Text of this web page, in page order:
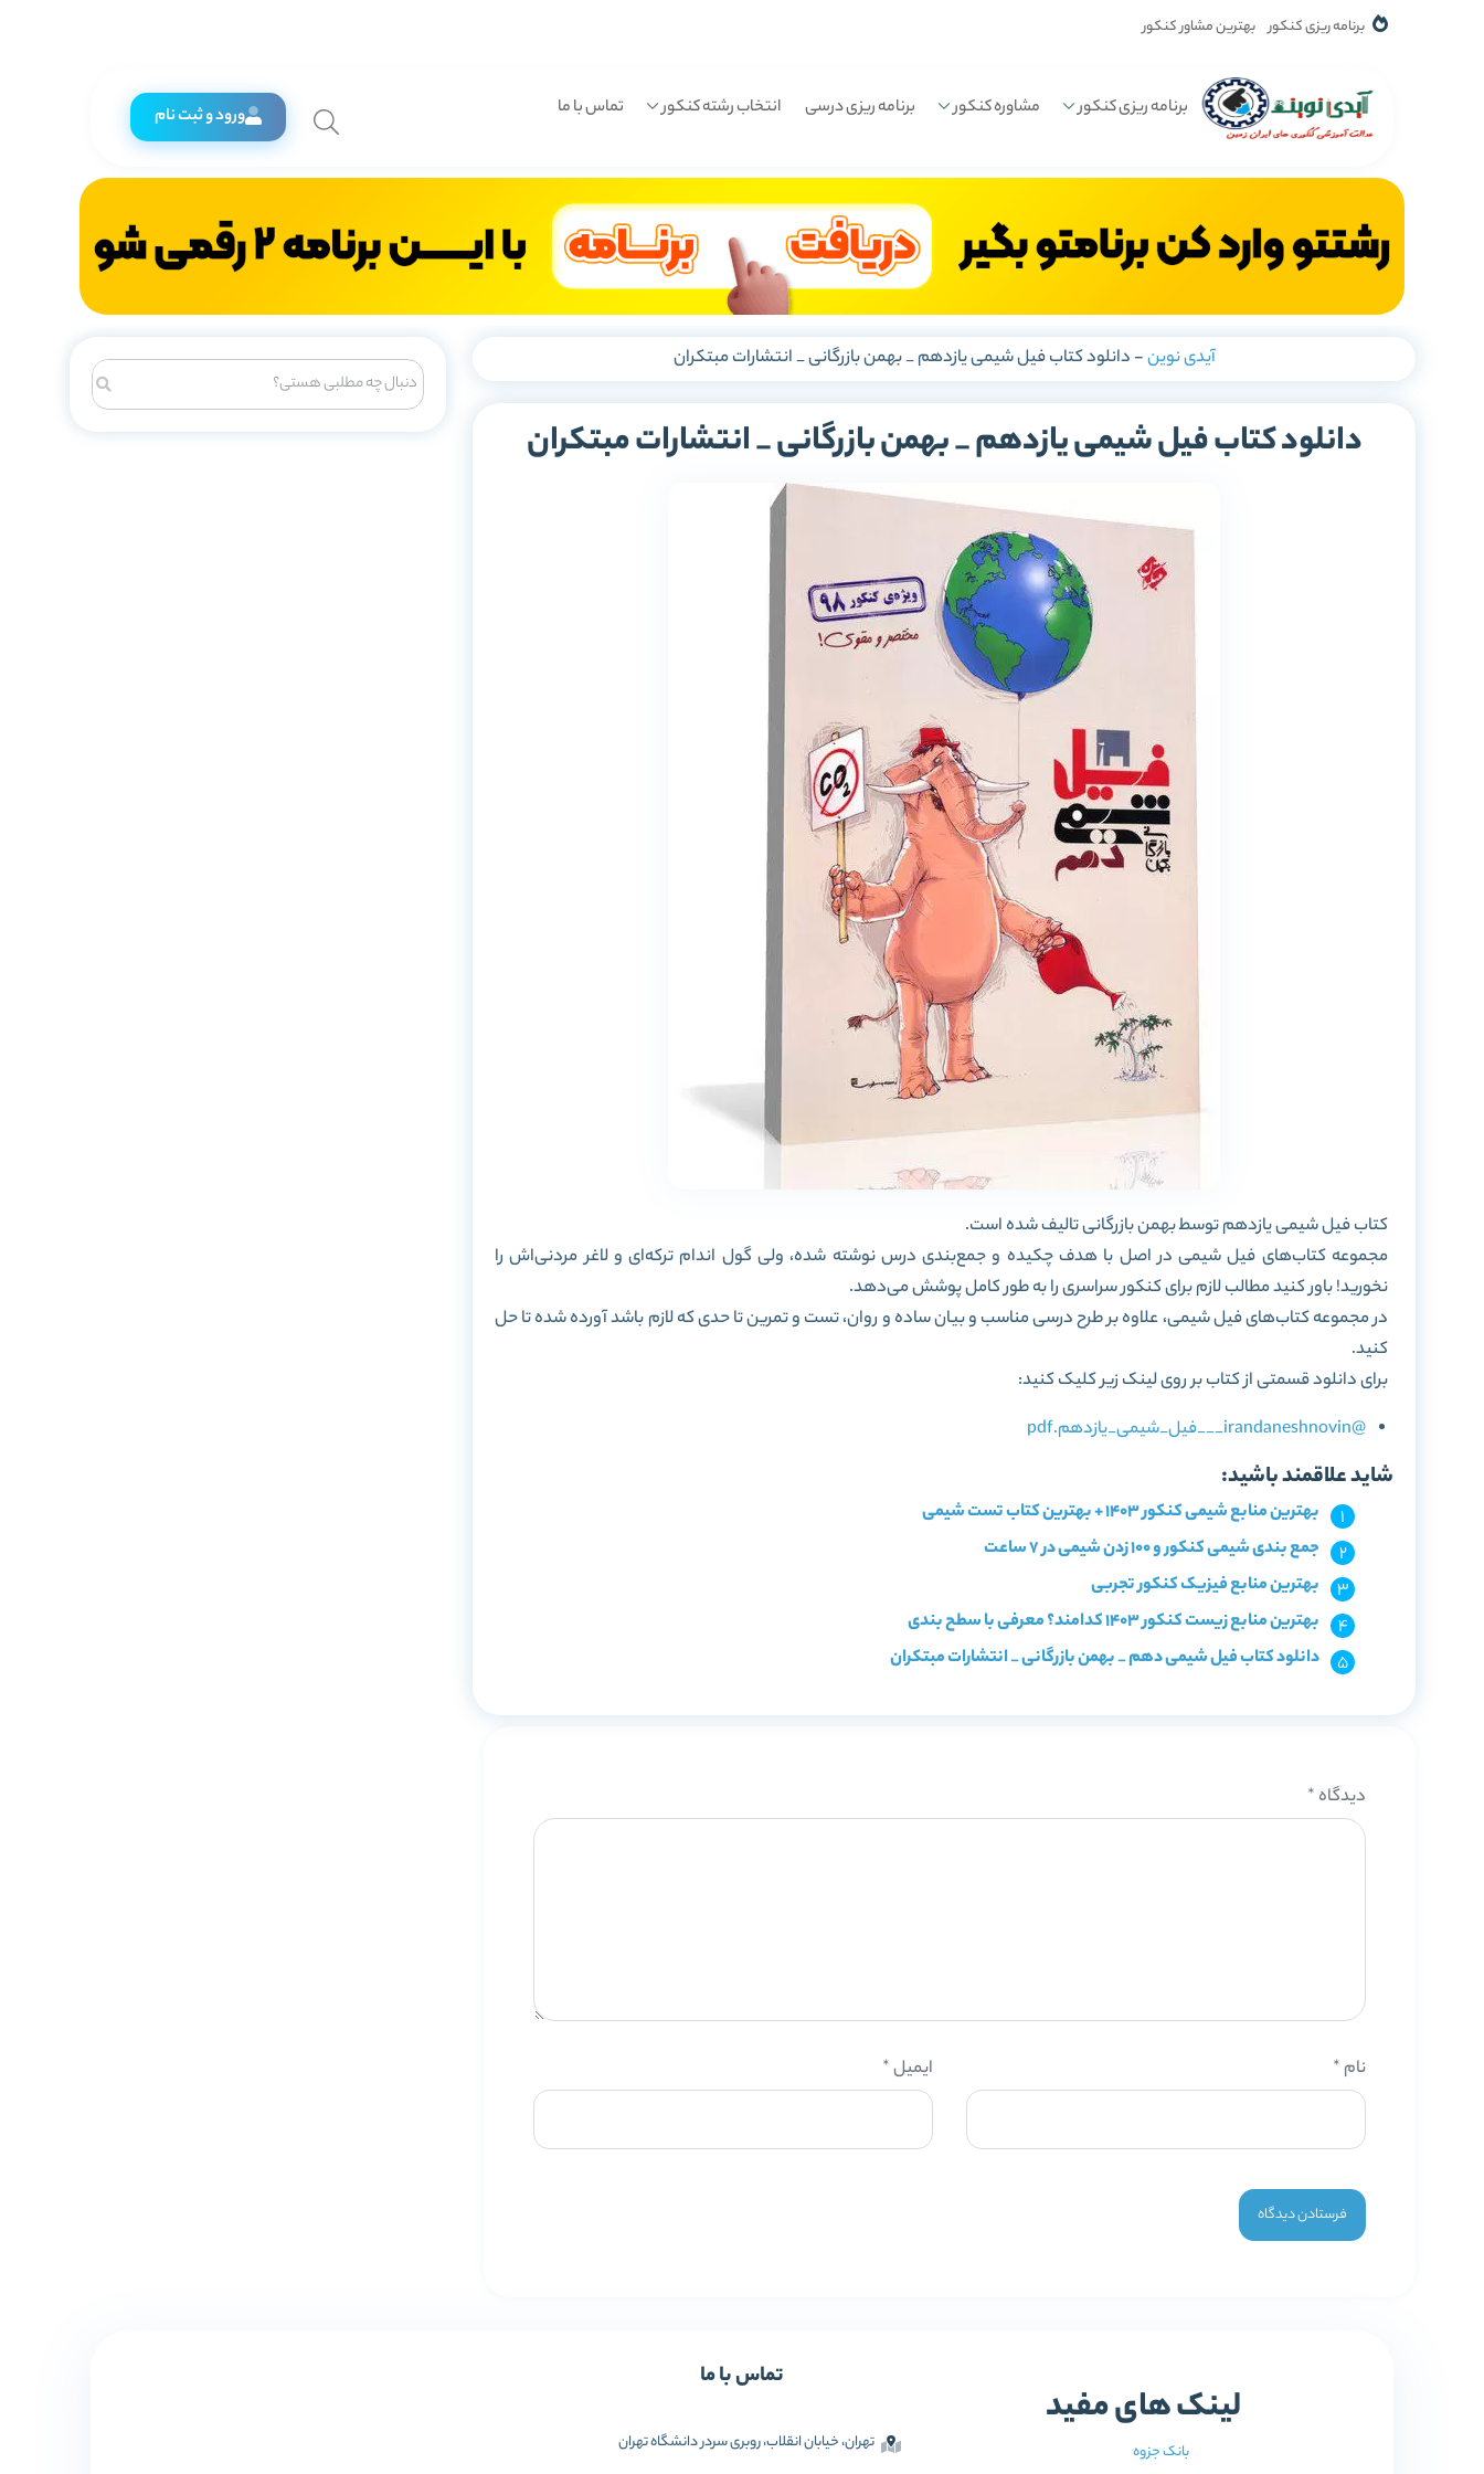
برنامه ریزی کنکور بهترین مشاور کنکور
برنامه ریزی کنکور مشاوره کنکور برنامه ریزی درسی انتخاب رشته کنکور تماس با ما ورود و ثبت نام
آیدی نوین-دانلود کتاب فیل شیمی یازدهم _ بهمن بازرگانی _ انتشارات مبتکران
دانلود کتاب فیل شیمی یازدهم _ بهمن بازرگانی _ انتشارات مبتکران
کتاب فیل شیمی یازدهم توسط بهمن بازرگانی تالیف شده است.
مجموعه کتاب‌های فیل شیمی در اصل با هدف چکیده و جمع‌بندی درس نوشته شده، ولی گول اندام ترکه‌ای و لاغر مردنی‌اش را
نخورید! باور کنید مطالب لازم برای کنکور سراسری را به طور کامل پوشش می‌دهد.
در مجموعه کتاب‌های فیل شیمی، علاوه بر طرح درسی مناسب و بیان ساده و روان، تست و تمرین تا حدی که لازم باشد آورده شده تا حل
کنید.
برای دانلود قسمتی از کتاب بر روی لینک زیر کلیک کنید:
@irandaneshnovin___فیل_شیمی_یازدهم.pdf
شاید علاقمند باشید:
بهترین منابع شیمی کنکور 1403 + بهترین کتاب تست شیمی
جمع بندی شیمی کنکور و 100 زدن شیمی در 7 ساعت
بهترین منابع فیزیک کنکور تجربی
بهترین منابع زیست کنکور 1403 کدامند؟ معرفی با سطح بندی
دانلود کتاب فیل شیمی دهم _ بهمن بازرگانی _ انتشارات مبتکران
دیدگاه *
نام * ایمیل*
لینک های مفید
بانک جزوه
تماس با ما
تهران، خیابان انقلاب، روبری سردر دانشگاه تهران